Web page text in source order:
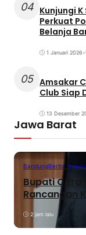
04 Kunjungi K
Perkuat
Belanja
1 Januari 2026•
05 Amsakar
Club Siap
13 Desember
Jawa Barat
BandungBerita
Bupati Citra
Rancangan
2 jam lalu